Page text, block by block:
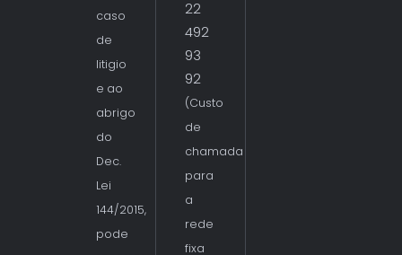
caso
de
litigio
e ao
abrigo
do
Dec.
Lei
144/2015,
pode
22
492
93
92
(Custo
de
chamada
para
a
rede
fixa